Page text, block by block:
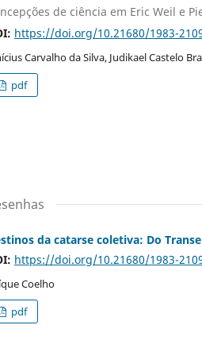
de ciência em Eric Weil e
https://doi.org/10.21680/1983-
Carvalho da Silva, Judikael Castelo
pdf
da catarse coletiva: Do
https://doi.org/10.21680/1983-
Coelho
pdf